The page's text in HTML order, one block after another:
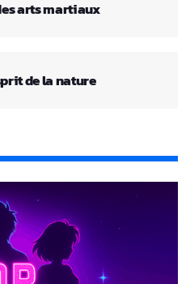
arts martiaux
de la nature